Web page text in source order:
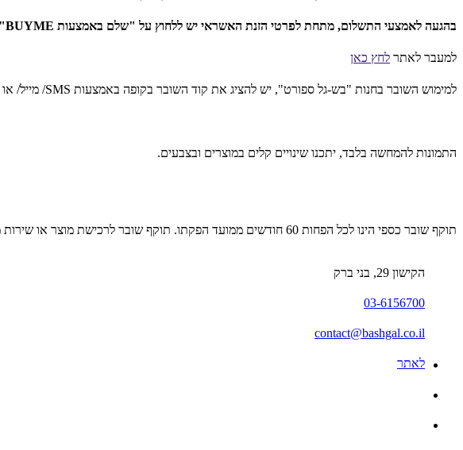
בהגעה לאמצעי התשלום, מתחת לפרטי הזנת האשראי יש ללחוץ על "שלם באמצעות BUYME"
למעבר לאתר לחץ כאן
למימוש השובר בחנות "בש-גל ספורט", יש להציג את קוד השובר בקופה באמצעות SMS/ מייל/ או שובר מודפס.
התמונות להמחשה בלבד, יתכנו שינויים קלים במוצרים ובצבעים.
תוקף שובר כספי הינו לכל הפחות 60 חודשים ממועד הפקתו. תוקף שובר לרכישת מוצר או שירות מסויים יהיה לכל הפחות 24 חודשים ממועד הפקתו
הקישון 29, בני ברק
03-6156700
contact@bashgal.co.il
לאתר